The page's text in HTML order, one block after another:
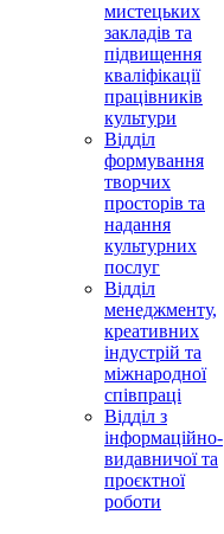
мистецьких
закладів та
підвищення
кваліфікації
працівників
культури
Відділ
формування
творчих
просторів та
надання
культурних
послуг
Відділ
менеджменту,
креативних
індустрій та
міжнародної
співпраці
Відділ з
інформаційно-
видавничої та
проєктної
роботи